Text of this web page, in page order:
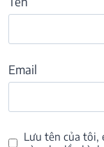
Email
Lưu tên của